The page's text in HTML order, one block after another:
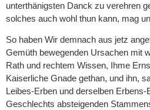
unterthänigsten Danck zu verehren
solches auch wohl thun kann, mag
So haben Wir demnach aus jetz
Gemüth bewegenden Ursachen mit
Rath und rechtem Wissen, Ihme
Kaiserliche Gnade gethan, und ihn,
Leibes-Erben und derselben Erbens-
Geschlechts absteigenden